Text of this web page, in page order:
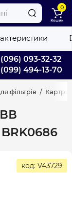
(096) 093-32-32
(099) 494-13-70
0
Кошик
фільтрів
код: V43729